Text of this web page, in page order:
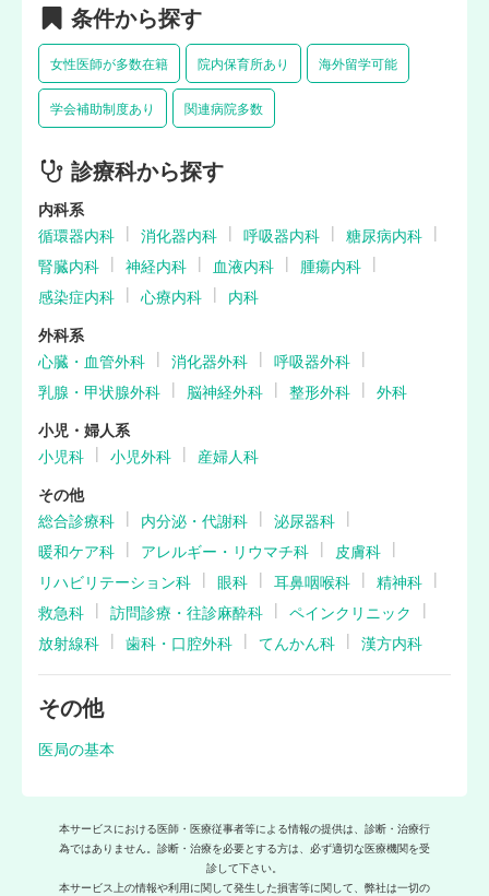
条件から探す
女性医師が多数在籍 院内保育所あり 海外留学可能
学会補助制度あり 関連病院多数
診療科から探す
内科系
循環器内科
消化器内科 呼吸器内科
糖尿病内科
腎臓内科
神経内科 血液内科
腫瘍内科
感染症内科
心療内科
内科
外科系
心臓・血管外科
消化器外科
呼吸器外科
乳腺・甲状腺外科
脳神経外科 整形外科
外科
小児・婦人系
小児科
小児外科
産婦人科
その他
総合診療科
内分泌・代謝科
泌尿器科
暖和ケア科
アレルギー・リウマチ科
皮膚科
リハビリテーション科
眼科 耳鼻咽喉科
精神科
救急科
訪問診療・往診麻酔科
ペインクリニック
放射線科
歯科・口腔外科 てんかん科 漢方内科
その他
医局の基本
本サービスにおける医師・医療従事者等による情報の提供は、診断・治療行
為ではありません。診断・治療を必要とする方は、必ず適切な医療機関を受
診して下さい。
本サービス上の情報や利用に関して発生した損害等に関して、弊社は一切の